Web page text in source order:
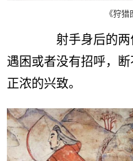
《狩
射手身后的两
遇困或者没有招呼，
正浓的兴致。